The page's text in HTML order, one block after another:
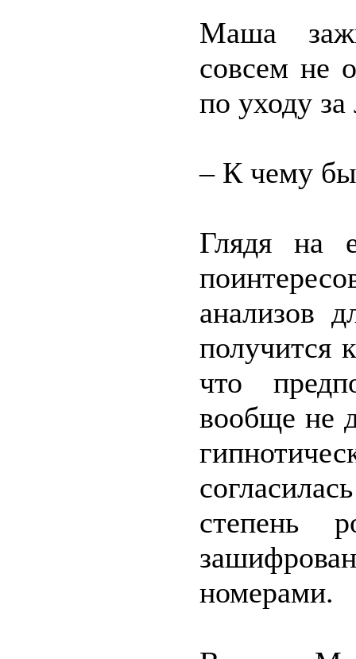
Маша
совсем не
по уходу
– К чему
Глядя на
анализов
получится
что
вообще не
степень
номерами.